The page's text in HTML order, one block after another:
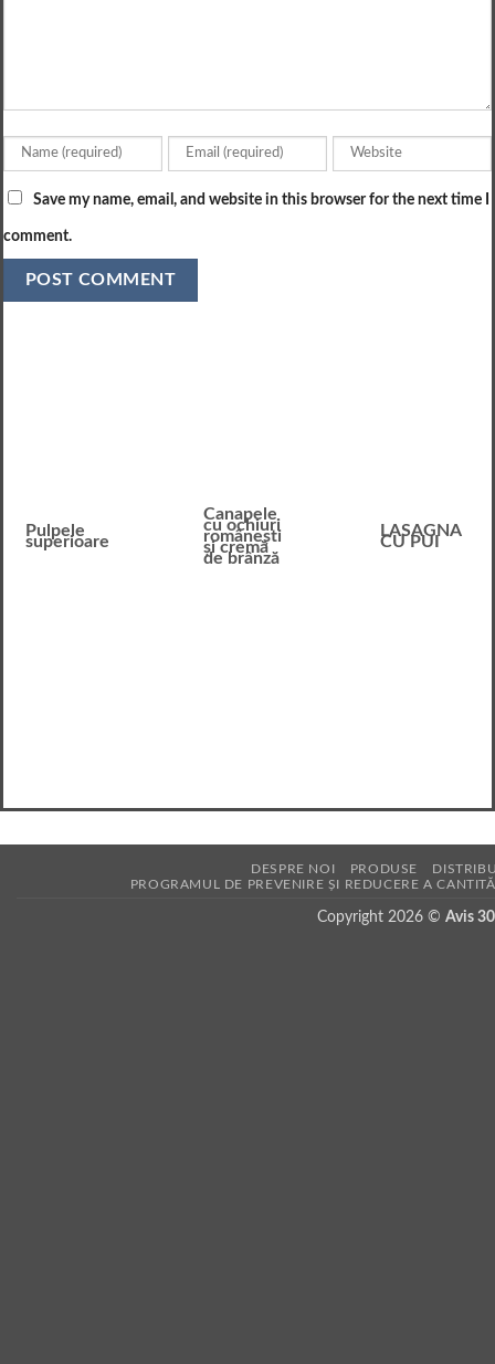
Save my name, email, and website in this browser for the next time I
comment.
Pulpele
superioare
Canapele
cu ochiuri
românești
și cremă
de brânză
LASAGNA
CU PUI
DESPRE NOI PRODUSE
PROGRAMUL DE PREVENIRE ȘI REDUCERE A
Copyright 2026 © Avis